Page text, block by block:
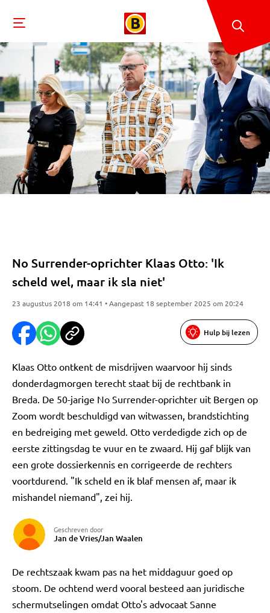
No Surrender-oprichter Klaas Otto: 'Ik
scheld wel, maar ik sla niet'
23 augustus 2018 om 14:41 • Aangepast 18 september 2025 om 20:24
Hulp bij lezen
Klaas Otto ontkent de misdrijven waarvoor hij sinds
donderdagmorgen terecht staat bij de rechtbank in
Breda. De 50-jarige No Surrender-oprichter uit Bergen op
Zoom wordt beschuldigd van witwassen, brandstichting
en bedreiging met geweld. Otto verdedigde zich op de
eerste zittingsdag te vuur en te zwaard. Hij gaf blijk van
een grote dossierkennis en corrigeerde de rechters
voortdurend. "Ik scheld en ik blaf mensen af, maar ik
mishandel niemand", zei hij.
Geschreven door
Jan de Vries/Jan Waalen
De rechtszaak kwam pas na het middaguur goed op
stoom. De ochtend werd vooral besteed aan juridische
schermutselingen omdat Otto's advocaat Sanne